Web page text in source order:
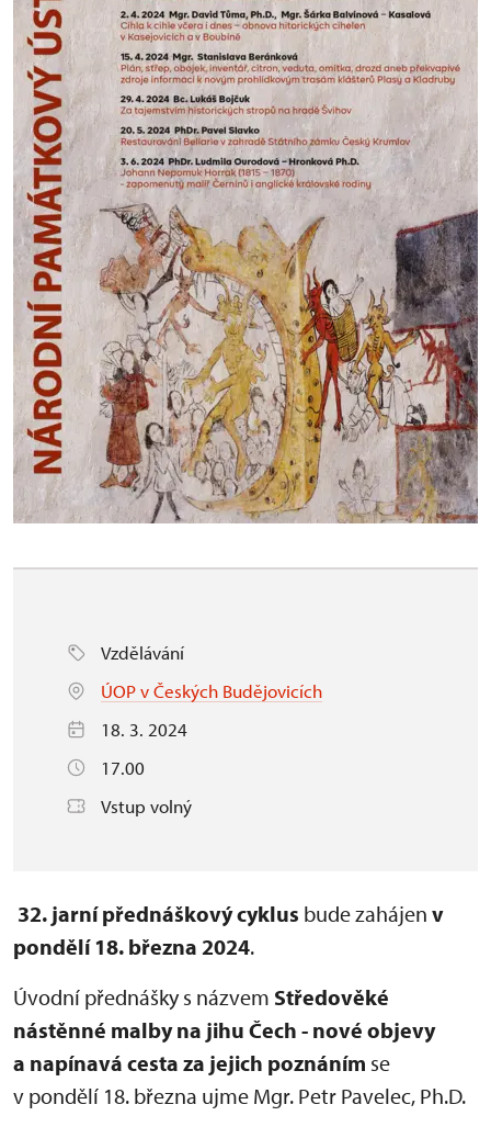
Vzdělávání
ÚOP v Českých Budějovicích
18. 3. 2024
17.00
Vstup volný
32. jarní přednáškový cyklus bude zahájen v
pondělí 18. března 2024.
Úvodní přednášky s názvem Středověké
nástěnné malby na jihu Čech - nové objevy
a napínavá cesta za jejich poznáním se
v pondělí 18. března ujme Mgr. Petr Pavelec, Ph.D.